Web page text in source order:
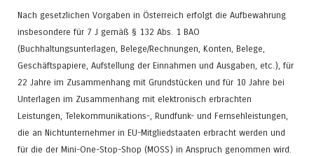
Nach gesetzlichen Vorgaben in Österreich erfolgt die Aufbewahrung
insbesondere für 7 J gemäß § 132 Abs. 1 BAO
(Buchhaltungsunterlagen, Belege/Rechnungen, Konten, Belege,
Geschäftspapiere, Aufstellung der Einnahmen und Ausgaben, etc.), für
22 Jahre im Zusammenhang mit Grundstücken und für 10 Jahre bei
Unterlagen im Zusammenhang mit elektronisch erbrachten
Leistungen, Telekommunikations-, Rundfunk- und Fernsehleistungen,
die an Nichtunternehmer in EU-Mitgliedstaaten erbracht werden und
für die der Mini-One-Stop-Shop (MOSS) in Anspruch genommen wird.